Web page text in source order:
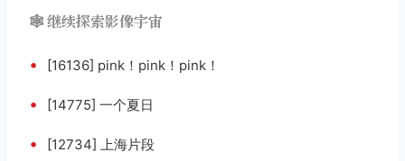
🕸️ 继续探索影像宇宙
• [16136] pink！pink！pink！
• [14775] 一个夏日
• [12734] 上海片段